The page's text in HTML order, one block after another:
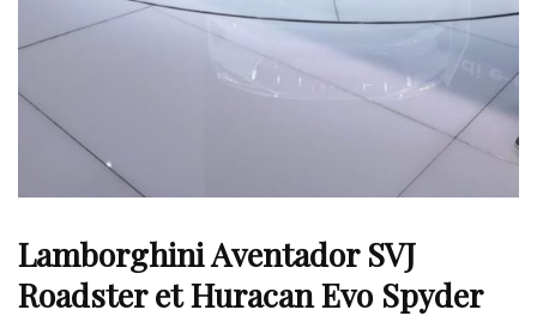
Lamborghini Aventador SVJ
Roadster et Huracan Evo Spyder